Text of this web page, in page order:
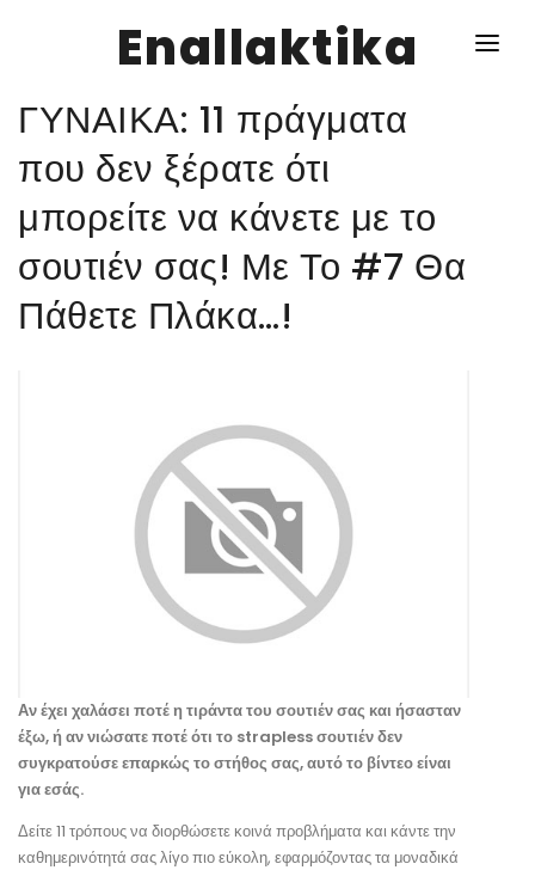
Enallaktika
ΥΓΕΙΑ
ΣΥΝΤΑΓΕΣ
ΔΙΑΦΟΡΑ
ΓΥΝΑΙΚΑ: 11 πράγματα
που δεν ξέρατε ότι
μπορείτε να κάνετε με το
σουτιέν σας! Με Το #7 Θα
Πάθετε Πλάκα…!
Αν έχει χαλάσει ποτέ η τιράντα του σουτιέν σας και ήσασταν
έξω, ή αν νιώσατε ποτέ ότι το strapless σουτιέν δεν
συγκρατούσε επαρκώς το στήθος σας, αυτό το βίντεο είναι
για εσάς.
Δείτε 11 τρόπους να διορθώσετε κοινά προβλήματα και κάντε την
καθημερινότητά σας λίγο πιο εύκολη, εφαρμόζοντας τα μοναδικά